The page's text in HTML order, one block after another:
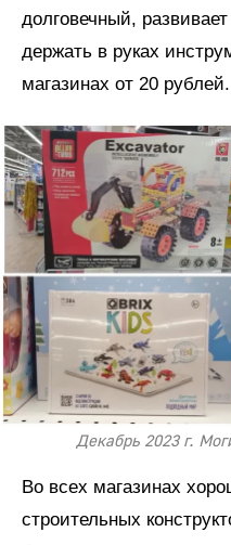
долговечный,
держать в руках
магазинах от 20 рублей.
Декабрь 2023 г.
Во всех магазинах
строительных